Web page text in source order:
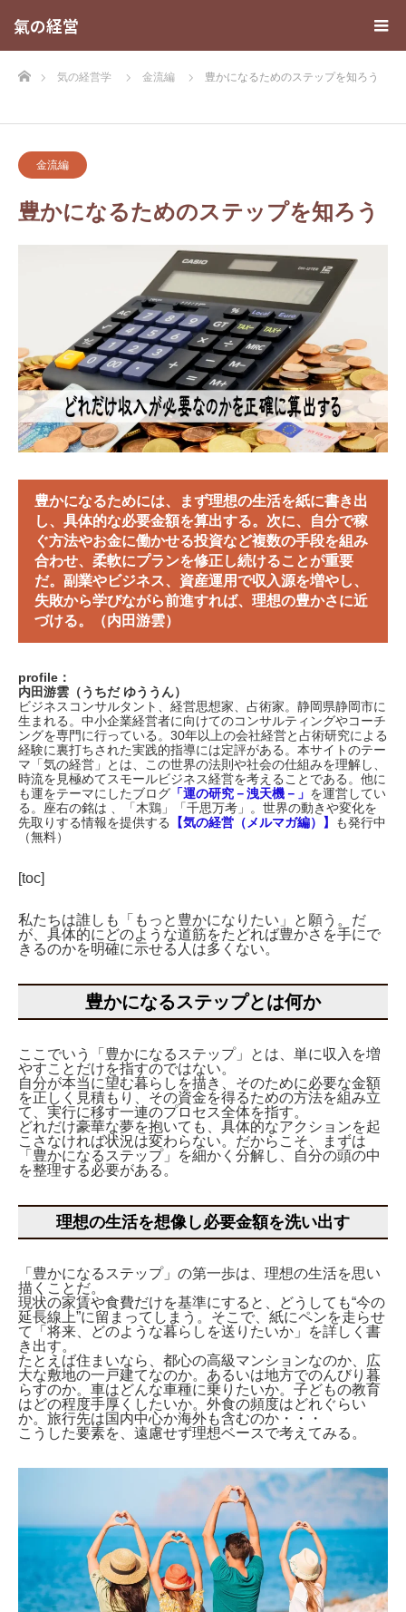
氣の経営
ホーム気の経営学 金流編 豊かになるためのステップを知ろう
金流編
豊かになるためのステップを知ろう
豊かになるためには、まず理想の生活を紙に書き出
し、具体的な必要金額を算出する。次に、自分で稼
ぐ方法やお金に働かせる投資など複数の手段を組み
合わせ、柔軟にプランを修正し続けることが重要
だ。副業やビジネス、資産運用で収入源を増やし、
失敗から学びながら前進すれば、理想の豊かさに近
づける。（内田游雲）
profile：
内田游雲（うちだ ゆううん）
ビジネスコンサルタント、経営思想家、占術家。静岡県静岡市に
生まれる。中小企業経営者に向けてのコンサルティングやコーチ
ングを専門に行っている。30年以上の会社経営と占術研究による
経験に裏打ちされた実践的指導には定評がある。本サイトのテー
マ「気の経営」とは、この世界の法則や社会の仕組みを理解し、
時流を見極めてスモールビジネス経営を考えることである。他に
も運をテーマにしたブログ 「運の研究－洩天機－」 を運営してい
る。座右の銘は 、「木鶏」「千思万考」。世界の動きや変化を
先取りする情報を提供する
【気の経営（メルマガ編）】
も発行中
（無料）
[toc]
私たちは誰しも「もっと豊かになりたい」と願う。だ
が、具体的にどのような道筋をたどれば豊かさを手にで
きるのかを明確に示せる人は多くない。
豊かになるステップとは何か
ここでいう「豊かになるステップ」とは、単に収入を増
やすことだけを指すのではない。
自分が本当に望む暮らしを描き、そのために必要な金額
を正しく見積もり、その資金を得るための方法を組み立
て、実行に移す一連のプロセス全体を指す。
どれだけ豪華な夢を抱いても、具体的なアクションを起
こさなければ状況は変わらない。だからこそ、まずは
「豊かになるステップ」を細かく分解し、自分の頭の中
を整理する必要がある。
理想の生活を想像し必要金額を洗い出す
「豊かになるステップ」の第一歩は、理想の生活を思い
描くことだ。
現状の家賃や食費だけを基準にすると、どうしても“今の
延長線上”に留まってしまう。そこで、紙にペンを走らせ
て「将来、どのような暮らしを送りたいか」を詳しく書
き出す。
たとえば住まいなら、都心の高級マンションなのか、広
大な敷地の一戸建てなのか。あるいは地方でのんびり暮
らすのか。車はどんな車種に乗りたいか。子どもの教育
はどの程度手厚くしたいか。外食の頻度はどれぐらい
か。旅行先は国内中心か海外も含むのか・・・
こうした要素を、遠慮せず理想ベースで考えてみる。